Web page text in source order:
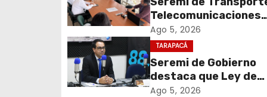
a
c
i
Telecomunicaciones
encabezó primera
coordinación para el
de cables en desuso
Iquique
Ago 5, 2026
TARAPACÁ
Seremi de Gobierno
destaca que Ley de
Reconstrucción
Ago 5, 2026